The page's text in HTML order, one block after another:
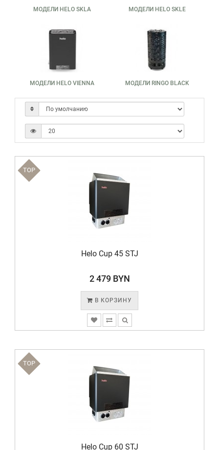
МОДЕЛИ HELO SKLA МОДЕЛИ HELO SKLE
МОДЕЛИ HELO VIENNA МОДЕЛИ RINGO BLACK
TOP
Helo Cup 45 STJ
2 479 BYN
В КОРЗИНУ
TOP
Helo Cup 60 STJ